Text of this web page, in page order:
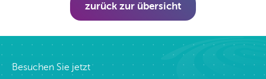
zurück zur übersicht
Besuchen Sie jetzt